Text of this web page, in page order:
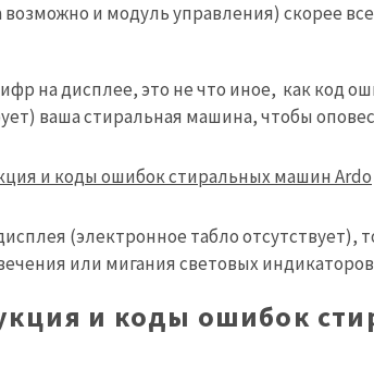
и модуль управления) скорее
на дисплее, это не что иное, как код
ваша стиральная машина, чтобы
(электронное табло отсутствует),
или мигания световых
и коды ошибок